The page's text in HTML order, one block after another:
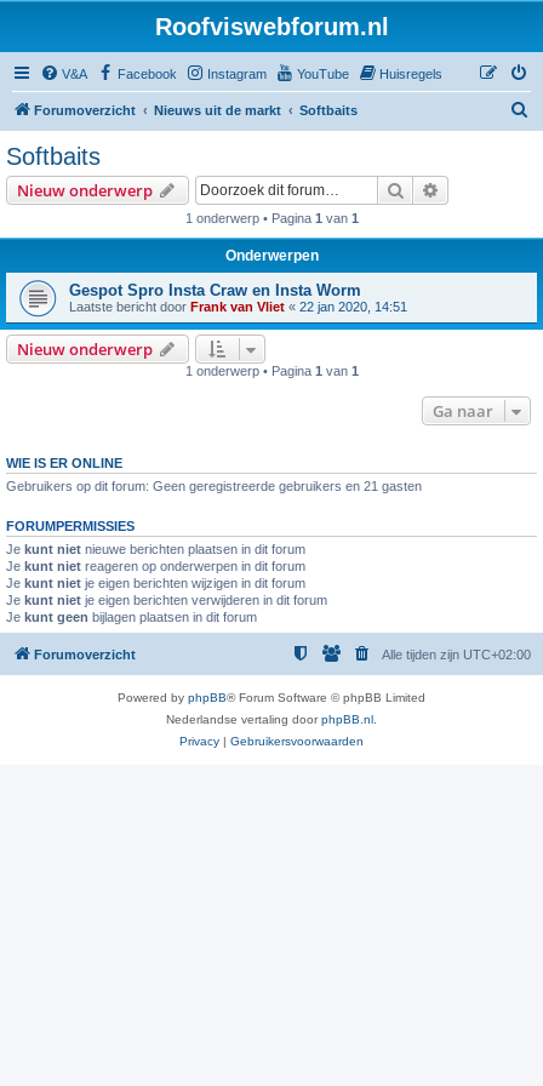
Roofviswebforum.nl
V&A Facebook Instagram YouTube Huisregels
Forumoverzicht Nieuws uit de markt Softbaits
Softbaits
Nieuw onderwerp Zoek
1 onderwerp • Pagina 1 van 1
Onderwerpen
Gespot Spro Insta Craw en Insta Worm
Laatste bericht door Frank van Vliet « 22 jan 2020, 14:51
Nieuw onderwerp
1 onderwerp • Pagina 1 van 1
Ga naar
WIE IS ER ONLINE
Gebruikers op dit forum: Geen geregistreerde gebruikers en 21 gasten
FORUMPERMISSIES
Je kunt niet nieuwe berichten plaatsen in dit forum
Je kunt niet reageren op onderwerpen in dit forum
Je kunt niet je eigen berichten wijzigen in dit forum
Je kunt niet je eigen berichten verwijderen in dit forum
Je kunt geen bijlagen plaatsen in dit forum
Forumoverzicht Alle tijden zijn UTC+02:00
Powered by phpBB® Forum Software © phpBB Limited
Nederlandse vertaling doorphpBB.nl
Privacy | Gebruikersvoorwaarden